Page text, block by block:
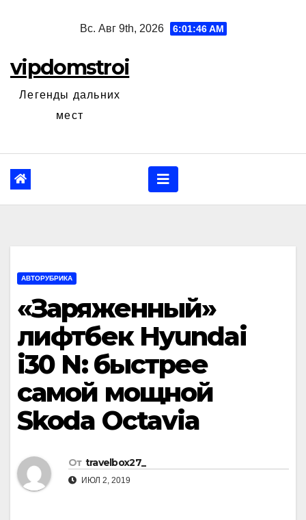
Вс. Авг 9th, 2026 6:01:47 AM
vipdomstroi
Легенды дальних
мест
АВТОРУБРИКА
«Заряженный»
лифтбек Hyundai
i30 N: быстрее
самой мощной
Skoda Octavia
От travelbox27_
ИЮЛ 2, 2019